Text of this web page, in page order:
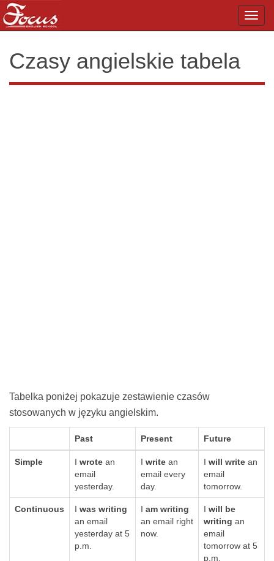
Czasy angielskie tabela
Tabelka poniżej pokazuje zestawienie czasów
stosowanych w języku angielskim.
Past Present Future
Simple I wrote an
email
yesterday.
I write an
email every
day.
I will write an
email
tomorrow.
Continuous I was writing
an email
yesterday at 5
p.m.
I am writing
an email right
now.
I will be
writing an
email
tomorrow at 5
p.m.